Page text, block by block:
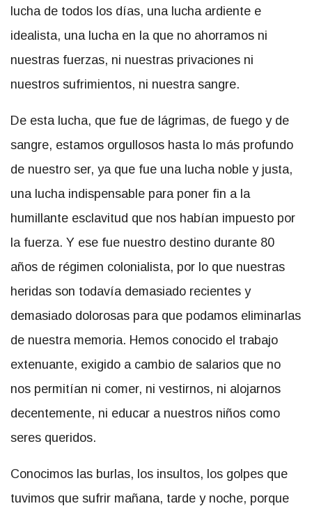
lucha de todos los días, una lucha ardiente e
idealista, una lucha en la que no ahorramos ni
nuestras fuerzas, ni nuestras privaciones ni
nuestros sufrimientos, ni nuestra sangre.
De esta lucha, que fue de lágrimas, de fuego y de
sangre, estamos orgullosos hasta lo más profundo
de nuestro ser, ya que fue una lucha noble y justa,
una lucha indispensable para poner fin a la
humillante esclavitud que nos habían impuesto por
la fuerza. Y ese fue nuestro destino durante 80
años de régimen colonialista, por lo que nuestras
heridas son todavía demasiado recientes y
demasiado dolorosas para que podamos eliminarlas
de nuestra memoria. Hemos conocido el trabajo
extenuante, exigido a cambio de salarios que no
nos permitían ni comer, ni vestirnos, ni alojarnos
decentemente, ni educar a nuestros niños como
seres queridos.
Conocimos las burlas, los insultos, los golpes que
tuvimos que sufrir mañana, tarde y noche, porque